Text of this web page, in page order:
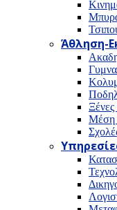
Άθληση-
Μέση